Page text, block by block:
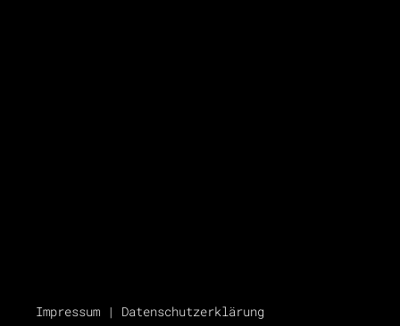
Impressum | Datenschutzerklärung